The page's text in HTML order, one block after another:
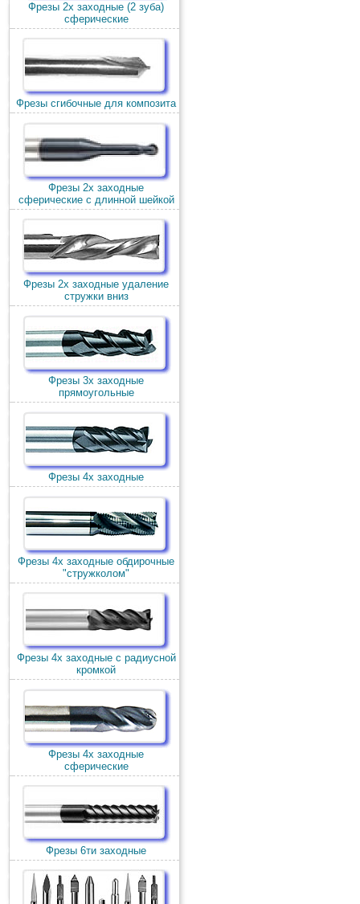
Фрезы 2х заходные (2 зуба)
сферические
Фрезы сгибочные для композита
Фрезы 2х заходные
сферические с длинной шейкой
Фрезы 2х заходные удаление
стружки вниз
Фрезы 3х заходные
прямоугольные
Фрезы 4х заходные
Фрезы 4х заходные обдирочные
"стружколом"
Фрезы 4х заходные с радиусной
кромкой
Фрезы 4х заходные
сферические
Фрезы 6ти заходные